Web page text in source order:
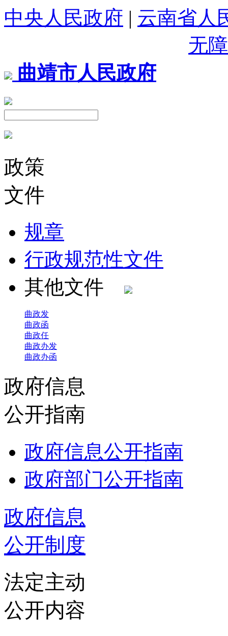
中央人民政府 | 云南省人
无
曲靖市人民政府
政策
文件
规章
行政规范性文件
其他文件
曲政发
曲政函
曲政任
曲政办发
曲政办函
政府信息
公开指南
政府信息公开指南
政府部门公开指南
政府信息
公开制度
法定主动
公开内容